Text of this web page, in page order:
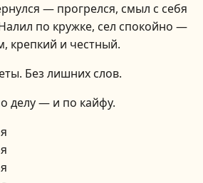
— прогрелся, смыл с себя
по кружке, сел спокойно —
крепкий и честный.
Без лишних слов.
делу — и по кайфу.